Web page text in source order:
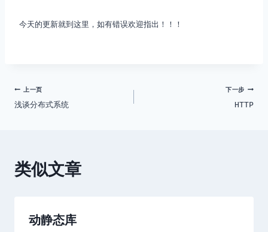
今天的更新就到这里，如有错误欢迎指出！！！
文
航
上一页
浅谈分布式系统
下一步
HTTP
类似文章
动静态库